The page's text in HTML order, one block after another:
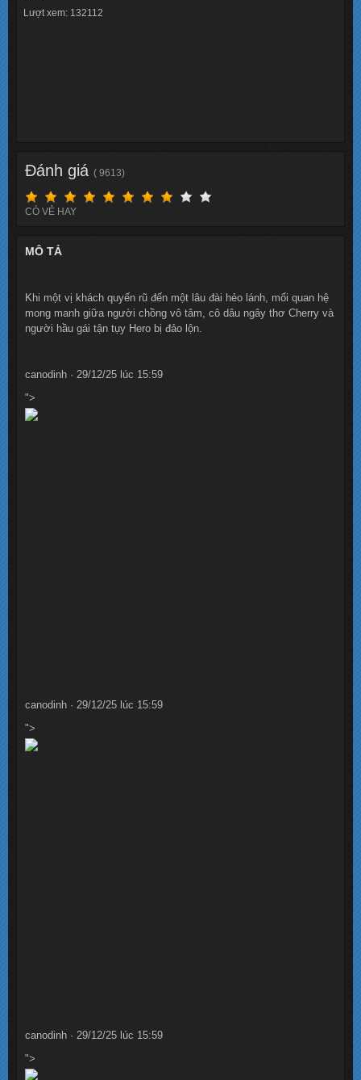
Lượt xem: 132112
Đánh giá ( 9613)
CÓ VẺ HAY
MÔ TẢ
Khi một vị khách quyến rũ đến một lâu đài hẻo lánh, mối quan hệ
mong manh giữa người chồng vô tâm, cô dâu ngây thơ Cherry và
người hầu gái tận tụy Hero bị đảo lộn.
canodinh · 29/12/25 lúc 15:59
">
canodinh · 29/12/25 lúc 15:59
">
canodinh · 29/12/25 lúc 15:59
">